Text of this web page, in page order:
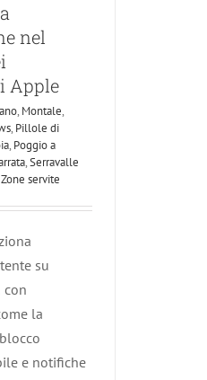
nel
Apple
, Montale,
, Pillole di
, Poggio a
,Serravalle
Zone servite
su
con
la
e notifiche